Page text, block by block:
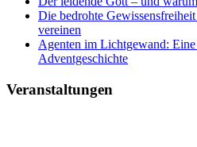
Die bedrohte
vereinen
Agenten im Lichtgewand: Eine
Adventgeschichte
Veranstaltungen